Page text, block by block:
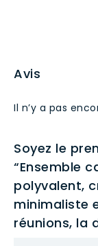
et
loisirs.
Avis
Il n’y a pas
Soyez le
“Ensemble
polyvalent,
minimaliste
réunions, la